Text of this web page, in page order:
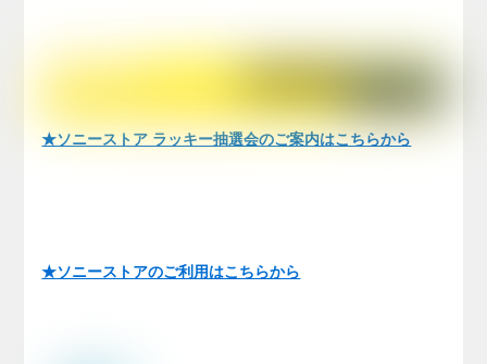
★ソニーストア ラッキー抽選会のご案内はこちらから
★ソニーストアのご利用はこちらから